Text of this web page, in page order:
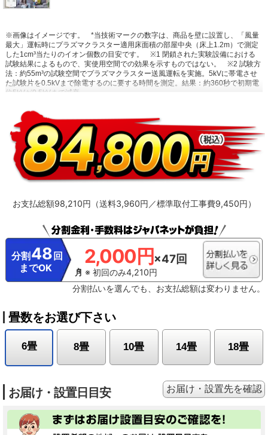
※画像はイメージです。
*当技術マークの数字は、商品を壁に設置し、「風量
最大」運転時にプラズマクラスター適用床面積の部屋中央（床上1.2m）で測定
した1cm³当たりのイオン個数の目安です。
※1 閉鎖された実験設備における
試験結果によるもので、実使用空間での効果を示すものではない。
※2 試験方
法：約55m³の試験空間でプラズマクラスター送風運転を実施。5kVに帯電させ
た試験片を0.5kVまで除電するのに要する時間を測定。結果：約360秒で初期電
位5kVが0.5kVまで減衰。
お支払総額98,210円（送料3,960円／標準取付工事費9,450円）
分割 48 回
までOK
2,000円×47回
※ 初回のみ4,210円
分割払いを選んでも、お支払総額は変わりません。
畳数をお選び下さい
6畳 8畳 10畳 14畳 18畳
お届け・設置日目安 お届け・設置先を確認